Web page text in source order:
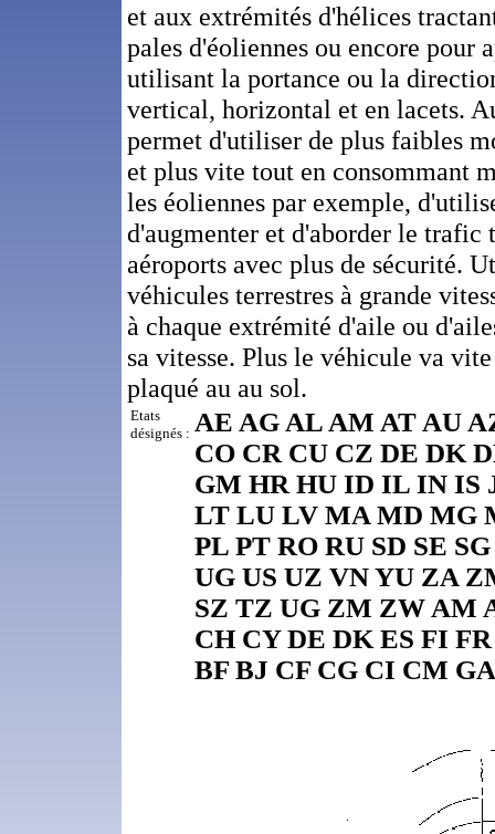
et aux extrémités d'hélices
pales d'éoliennes ou encore pour
utilisant la portance ou la
vertical, horizontal et en lacets.
permet d'utiliser de plus faibles
et plus vite tout en consommant
les éoliennes par exemple,
d'augmenter et d'aborder le trafic
aéroports avec plus de sécurité.
véhicules terrestres à grande
à chaque extrémité d'aile ou
sa vitesse. Plus le véhicule va
plaqué au au sol.
Etats
désignés : AE AG AL AM AT AU
CO CR CU CZ DE DK
GM HR HU ID IL IN IS
LT LU LV MA MD MG
PL PT RO RU SD SE
UG US UZ VN YU ZA
SZ TZ UG ZM ZW AM
CH CY DE DK ES FI
BF BJ CF CG CI CM